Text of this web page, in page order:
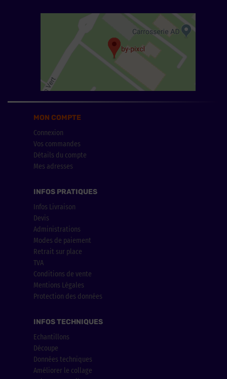
MON COMPTE
Connexion
Vos commandes
Détails du compte
Mes adresses
INFOS PRATIQUES
Infos Livraison
Devis
Administrations
Modes de paiement
Retrait sur place
TVA
Conditions de vente
Mentions Légales
Protection des données
INFOS TECHNIQUES
Echantillons
Découpe
Données techniques
Améliorer le collage